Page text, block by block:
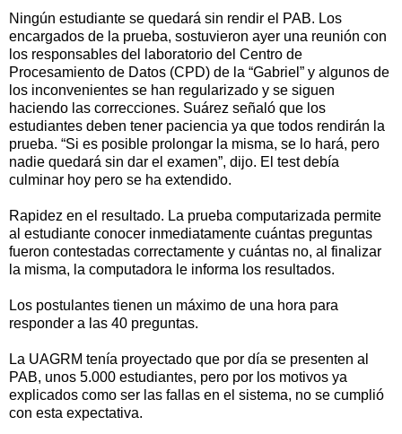
Ningún estudiante se quedará sin rendir el PAB. Los
encargados de la prueba, sostuvieron ayer una reunión con
los responsables del laboratorio del Centro de
Procesamiento de Datos (CPD) de la “Gabriel” y algunos de
los inconvenientes se han regularizado y se siguen
haciendo las correcciones. Suárez señaló que los
estudiantes deben tener paciencia ya que todos rendirán la
prueba. “Si es posible prolongar la misma, se lo hará, pero
nadie quedará sin dar el examen”, dijo. El test debía
culminar hoy pero se ha extendido.
Rapidez en el resultado. La prueba computarizada permite
al estudiante conocer inmediatamente cuántas preguntas
fueron contestadas correctamente y cuántas no, al finalizar
la misma, la computadora le informa los resultados.
Los postulantes tienen un máximo de una hora para
responder a las 40 preguntas.
La UAGRM tenía proyectado que por día se presenten al
PAB, unos 5.000 estudiantes, pero por los motivos ya
explicados como ser las fallas en el sistema, no se cumplió
con esta expectativa.